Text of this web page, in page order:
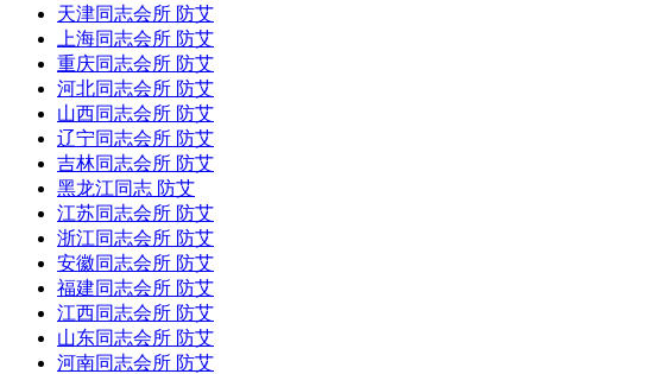
天津同志会所 防艾
上海同志会所 防艾
重庆同志会所 防艾
河北同志会所 防艾
山西同志会所 防艾
辽宁同志会所 防艾
吉林同志会所 防艾
黑龙江同志 防艾
江苏同志会所 防艾
浙江同志会所 防艾
安徽同志会所 防艾
福建同志会所 防艾
江西同志会所 防艾
山东同志会所 防艾
河南同志会所 防艾